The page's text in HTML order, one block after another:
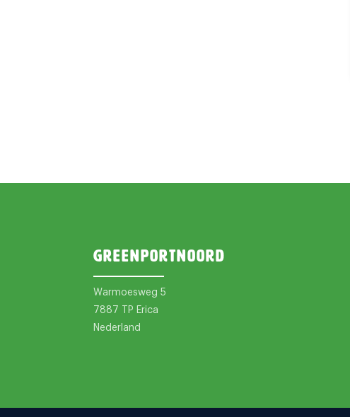
Greenportnoord
Warmoesweg 5
7887 TP Erica
Nederland